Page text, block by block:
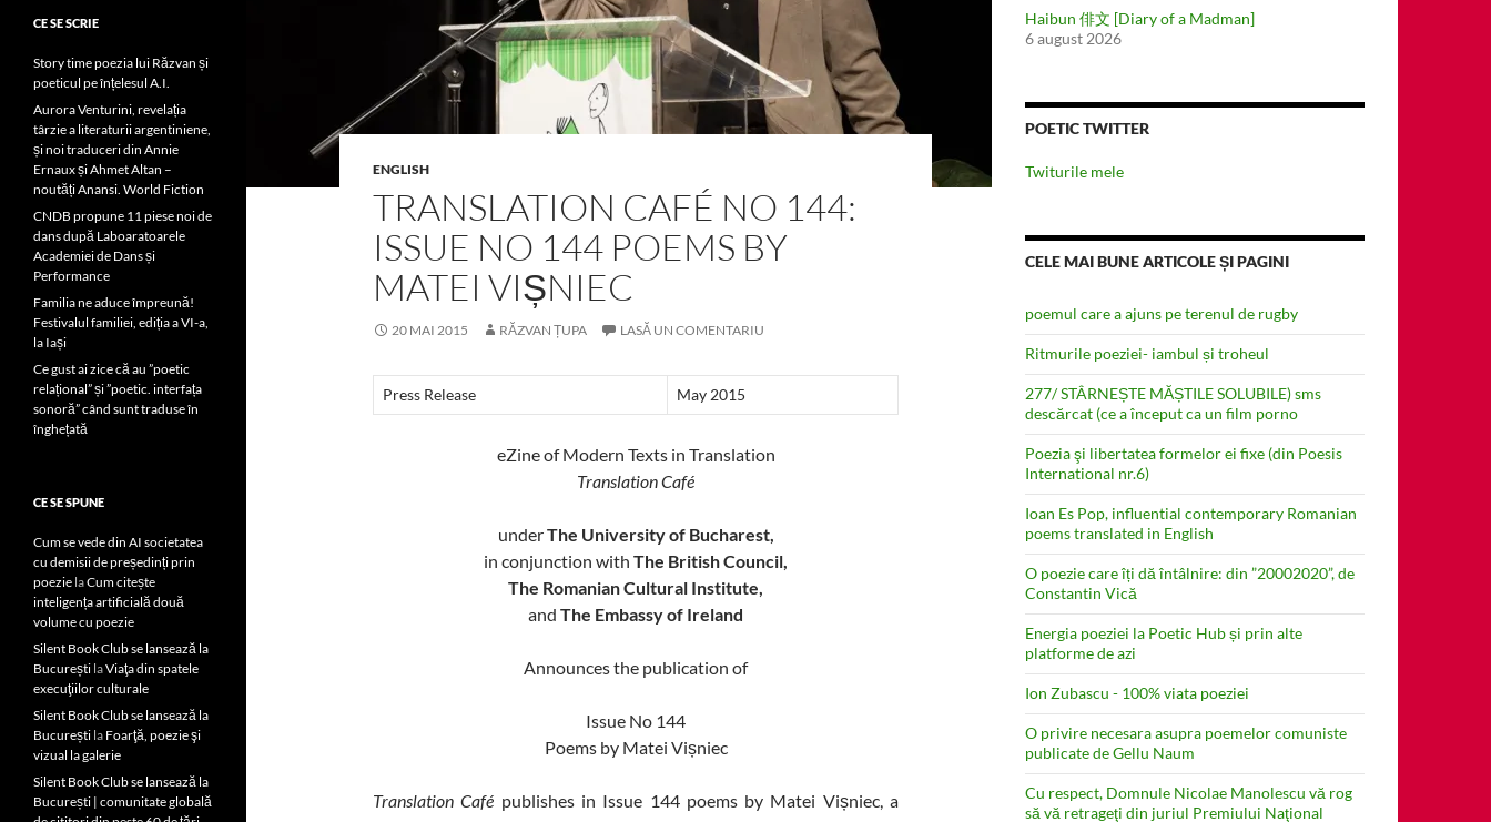
ENGLISH
TRANSLATION CAFÉ NO 144:
ISSUE NO 144 POEMS BY
MATEI VIȘNIEC
20 MAI 2015 RĂZVAN ȚUPA LASĂ UN COMENTARIU
Press Release May 2015
eZine of Modern Texts in Translation
Translation Café
underThe University of Bucharest,
in conjunction with The British Council,
The Romanian Cultural Institute,
and The Embassy of Ireland
Announces the publication of
Issue No 144
Poems by Matei Vișniec
Translation Café publishes in Issue 144 poems by Matei Vișniec, a
Haibun 俳文 [Diary of a Madman]
6 august 2026
POETIC TWITTER
Twiturile mele
CELE MAI BUNE ARTICOLE ȘI PAGINI
poemul care a ajuns pe terenul de rugby
Ritmurile poeziei- iambul și troheul
277/ STÂRNEȘTE MĂȘTILE SOLUBILE) sms
descărcat (ce a început ca un film porno
Poezia şi libertatea formelor ei fixe (din Poesis
International nr.6)
Ioan Es Pop, influential contemporary Romanian
poems translated in English
O poezie care îți dă întâlnire: din ”20002020”, de
Constantin Vică
Energia poeziei la Poetic Hub și prin alte
platforme de azi
Ion Zubascu - 100% viata poeziei
O privire necesara asupra poemelor comuniste
publicate de Gellu Naum
Cu respect, Domnule Nicolae Manolescu vă rog
să vă retrageţi din juriul Premiului Naţional
CE SE SCRIE
Story time poezia lui Răzvan și
poeticul pe înțelesul A.I.
Aurora Venturini, revelația
târzie a literaturii argentiniene,
și noi traduceri din Annie
Ernaux și Ahmet Altan –
noutăți Anansi. World Fiction
CNDB propune 11 piese noi de
dans după Laboaratoarele
Academiei de Dans și
Performance
Familia ne aduce împreună!
Festivalul familiei, ediția a VI-a,
la Iași
Ce gust ai zice că au ”poetic
relațional” și ”poetic. interfața
sonoră” când sunt traduse în
înghețată
CE SE SPUNE
Cum se vede din AI societatea
cu demisii de președinți prin
poezie laCum citește
inteligența artificială două
volume cu poezie
Silent Book Club se lansează la
București laViaţa din spatele
execuţiilor culturale
Silent Book Club se lansează la
București la Foarţă, poezie şi
vizual la galerie
Silent Book Club se lansează la
București | comunitate globală